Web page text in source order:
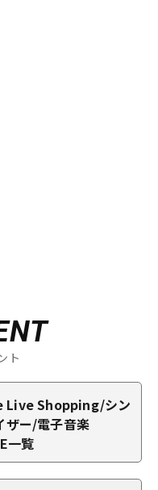
ト
Live Shopping/シン
ザー/電子音楽
一覧